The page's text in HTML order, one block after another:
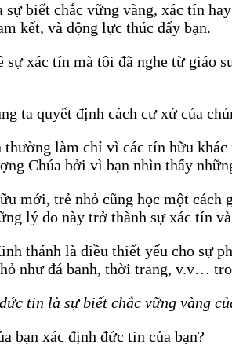
biết chắc vững vàng, xác tín
kết, và động lực thúc đẩy bạn.
xác tín mà tôi đã nghe từ giáo
ta quyết định cách cư xử của
làm chỉ vì các tín hữu khác
Chúa bởi vì bạn nhìn thấy
mới, trẻ nhỏ cũng học một cách
lý do này trở thành sự xác tín
thánh là điều thiết yếu cho sự
như đá banh, thời trang, v.v…
tin là sự biết chắc vững vàng
bạn xác định đức tin của bạn?